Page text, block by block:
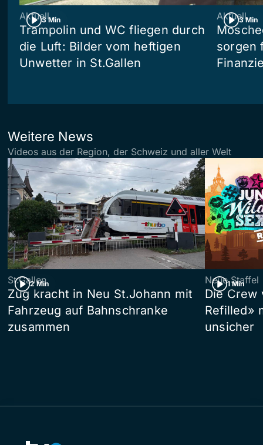
3 Min
Aktuell
Trampolin und WC fliegen durch
die Luft: Bilder vom heftigen
Unwetter in St.Gallen
3 Min
Aktuell
sorgen
Weitere News
Videos aus der Region, der Schweiz und aller Welt
2 Min
St.Gallen
Zug kracht in Neu St.Johann mit
Fahrzeug auf Bahnschranke
zusammen
1 Min
Neue Staffel
Die Crew
Refilled»
unsicher